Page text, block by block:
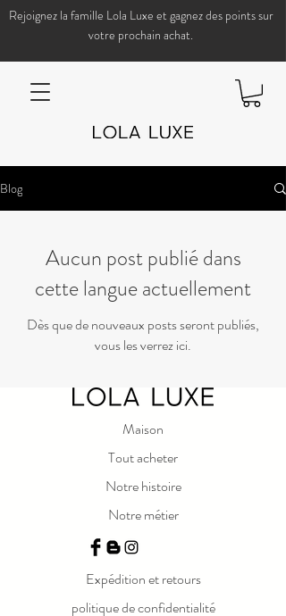
Rejoignez la famille Lola Luxe et gagnez des points sur
votre prochain achat.
Blog
Aucun post publié dans
cette langue actuellement
Dès que de nouveaux posts seront publiés,
vous les verrez ici.
Maison
Tout acheter
Notre histoire
Notre métier
Expédition et retours
politique de confidentialité